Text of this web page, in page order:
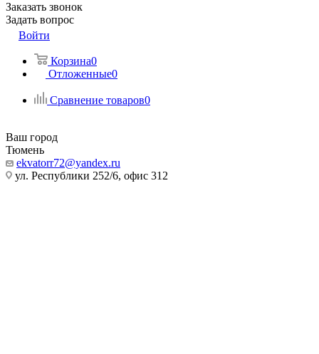
Заказать звонок
Задать вопрос
Войти
Корзина0
Отложенные0
Сравнение товаров0
Ваш город
Тюмень
ekvatorr72@yandex.ru
ул. Республики 252/6, офис 312